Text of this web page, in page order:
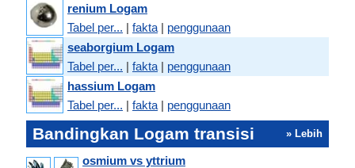
renium Logam
Tabel per... | fakta | penggunaan
seaborgium Logam
Tabel per... | fakta | penggunaan
hassium Logam
Tabel per... | fakta | penggunaan
Bandingkan Logam transisi » Lebih
osmium vs yttrium